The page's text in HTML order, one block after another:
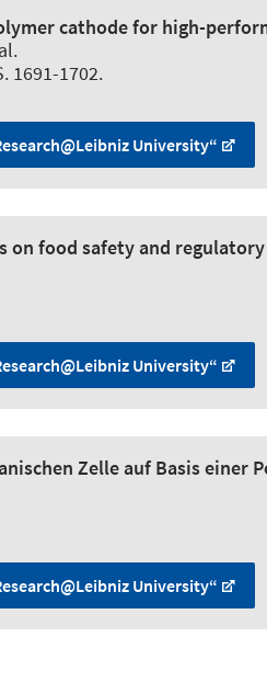
cathode for high-
1691-1702.
University“
food safety and
University“
Zelle auf Basis einer
University“